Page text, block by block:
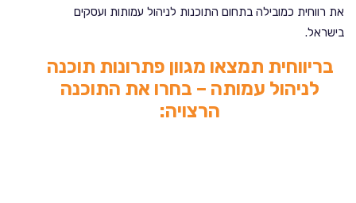
את רווחית כמובילה בתחום התוכנות לניהול עמותות ועסקים
בישראל.
בריווחית תמצאו מגוון פתרונות תוכנה
לניהול עמותה – בחרו את התוכנה
הרצויה: